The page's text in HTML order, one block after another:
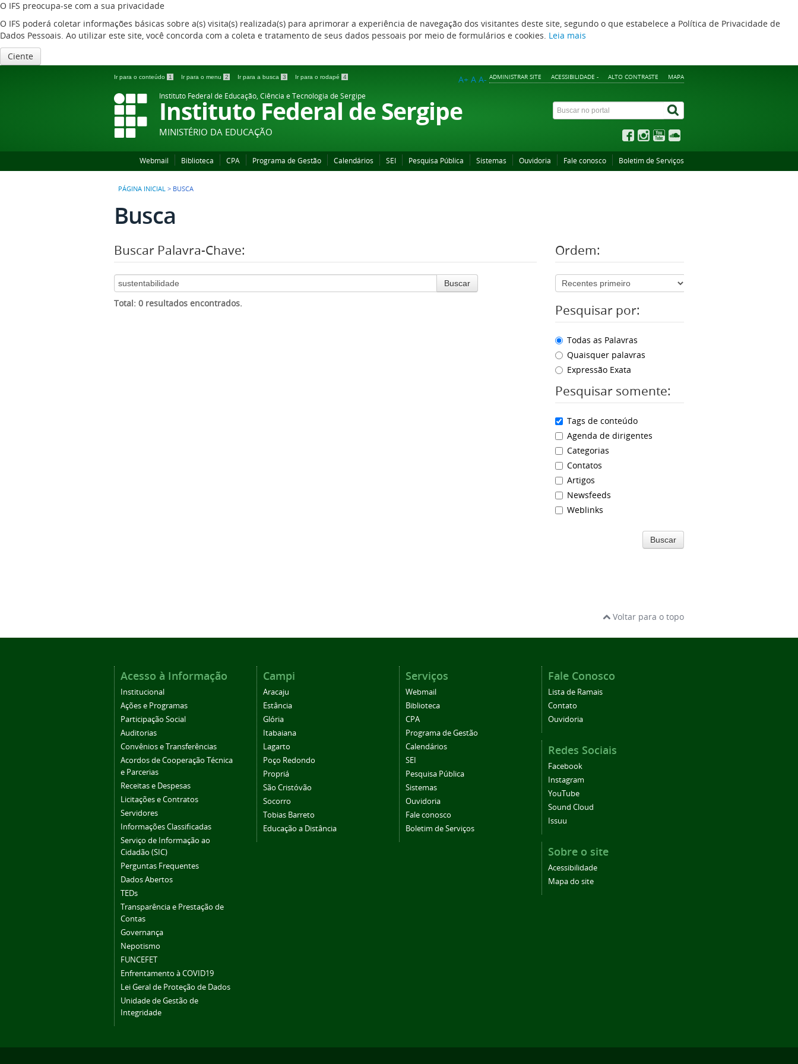
O IFS preocupa-se com a sua privacidade
O IFS poderá coletar informações básicas sobre a(s) visita(s) realizada(s) para aprimorar a experiência de navegação dos visitantes deste site, segundo o que estabelece a Política de Privacidade de
Dados Pessoais. Ao utilizar este site, você concorda com a coleta e tratamento de seus dados pessoais por meio de formulários e cookies. Leia mais
Ciente
Ir para o conteúdo 1 Ir para o menu 2 Ir para a busca 3 Ir para o rodapé 4 ADMINISTRAR SITE ACESSIBILIDADE - ALTO CONTRASTE MAPA
A+ A A-
Instituto Federal de Educação, Ciência e Tecnologia de Sergipe
Instituto Federal de Sergipe
MINISTÉRIO DA EDUCAÇÃO
Webmail Biblioteca CPA Programa de Gestão Calendários SEI Pesquisa Pública Sistemas Ouvidoria Fale conosco Boletim de Serviços
PÁGINA INICIAL > BUSCA
Busca
Buscar Palavra-Chave:
Buscar
Total: 0 resultados encontrados.
Ordem:
Pesquisar por:
Todas as Palavras
Quaisquer palavras
Expressão Exata
Pesquisar somente:
Tags de conteúdo
Agenda de dirigentes
Categorias
Contatos
Artigos
Newsfeeds
Weblinks
Buscar
Voltar para o topo
Acesso à Informação
Institucional
Ações e Programas
Participação Social
Auditorias
Convênios e Transferências
Acordos de Cooperação Técnica
e Parcerias
Receitas e Despesas
Licitações e Contratos
Servidores
Informações Classificadas
Serviço de Informação ao
Cidadão (SIC)
Perguntas Frequentes
Dados Abertos
TEDs
Transparência e Prestação de
Contas
Governança
Nepotismo
FUNCEFET
Enfrentamento à COVID19
Lei Geral de Proteção de Dados
Unidade de Gestão de
Integridade
Campi
Aracaju
Estância
Glória
Itabaiana
Lagarto
Poço Redondo
Propriá
São Cristóvão
Socorro
Tobias Barreto
Educação a Distância
Serviços
Webmail
Biblioteca
CPA
Programa de Gestão
Calendários
SEI
Pesquisa Pública
Sistemas
Ouvidoria
Fale conosco
Boletim de Serviços
Fale Conosco
Lista de Ramais
Contato
Ouvidoria
Redes Sociais
Facebook
Instagram
YouTube
Sound Cloud
Issuu
Sobre o site
Acessibilidade
Mapa do site